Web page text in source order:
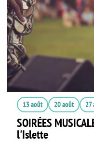
13 août 20 août 27
SOIRÉES
l'Islette